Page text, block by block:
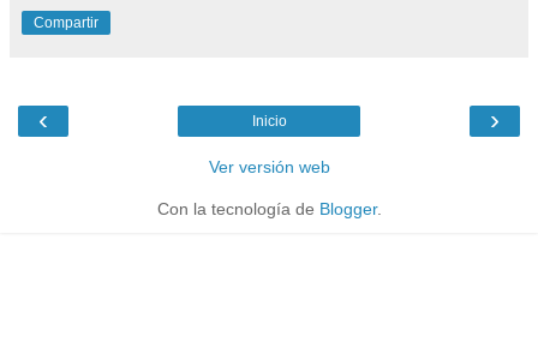
Compartir
‹ ›
Inicio
Ver versión web
Con la tecnología de Blogger.